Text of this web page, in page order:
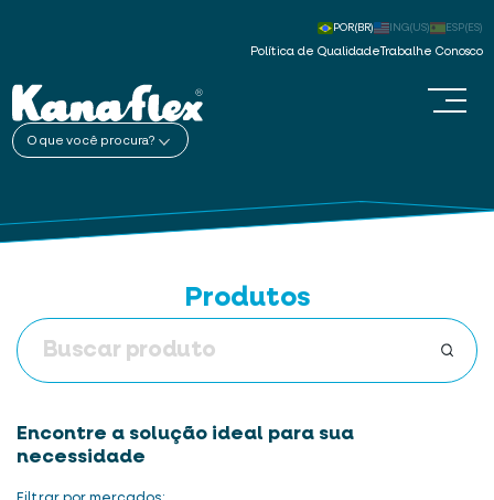
Política de Qualidade Trabalhe Conosco
POR(BR) ING(US) ESP(ES)
O que você procura?
Produtos
Encontre a solução ideal para sua
necessidade